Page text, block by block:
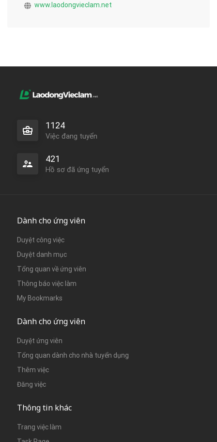
www.laodongvieclam.net
1124
Việc đang tuyển
421
Hồ sơ đã ứng tuyển
Dành cho ứng viên
Duyệt công việc
Duyệt danh mục
Tổng quan về ứng viên
Thông báo việc làm
My Bookmarks
Dành cho ứng viên
Duyệt ứng viên
Tổng quan dành cho nhà tuyển dụng
Thêm việc
Đăng việc
Thông tin khác
Trang việc làm